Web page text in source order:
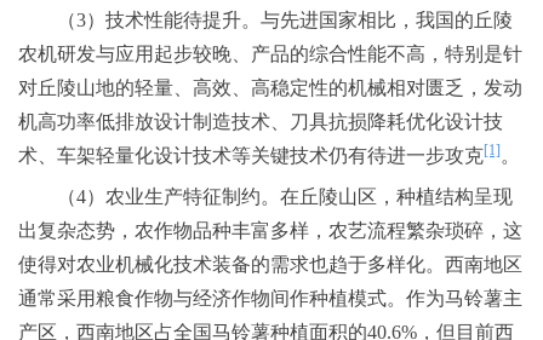
（3）技术性能待提升。与先进国家相比，我国的丘陵
农机研发与应用起步较晚、产品的综合性能不高，特别是针
对丘陵山地的轻量、高效、高稳定性的机械相对匮乏，发动
机高功率低排放设计制造技术、刀具抗损降耗优化设计技
术、车架轻量化设计技术等关键技术仍有待进一步攻克[1] 。
（4）农业生产特征制约。在丘陵山区，种植结构呈现
出复杂态势，农作物品种丰富多样，农艺流程繁杂琐碎，这
使得对农业机械化技术装备的需求也趋于多样化。西南地区
通常采用粮食作物与经济作物间作种植模式。作为马铃薯主
产区，西南地区占全国马铃薯种植面积的40.6%，但目前西